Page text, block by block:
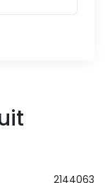
2144063